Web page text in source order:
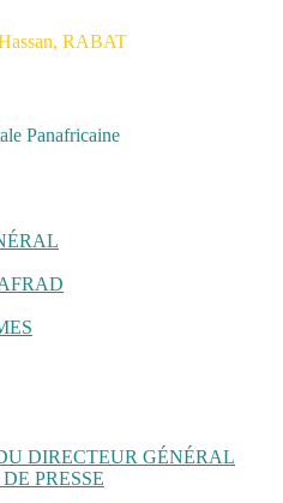
RABAT
Panafricaine
DIRECTEUR GÉNÉRAL
PRESSE